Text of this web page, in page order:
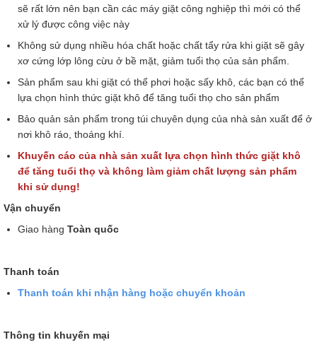
sẽ rất lớn nên bạn cần các máy giặt công nghiệp thì mới có thể
xử lý được công việc này
Không sử dụng nhiều hóa chất hoặc chất tẩy rửa khi giặt sẽ gây
xơ cứng lớp lông cừu ở bề mặt, giảm tuổi thọ của sản phẩm.
Sản phẩm sau khi giặt có thể phơi hoặc sấy khô, các bạn có thể
lựa chọn hình thức giặt khô để tăng tuổi thọ cho sản phẩm
Bảo quản sản phẩm trong túi chuyên dụng của nhà sản xuất để ở
nơi khô ráo, thoáng khí.
Khuyến cáo của nhà sản xuất lựa chọn hình thức giặt khô
để tăng tuổi thọ và không làm giảm chất lượng sản phẩm
khi sử dụng!
Vận chuyển
Giao hàng Toàn quốc
Thanh toán
Thanh toán khi nhận hàng hoặc chuyển khoản
Thông tin khuyến mại